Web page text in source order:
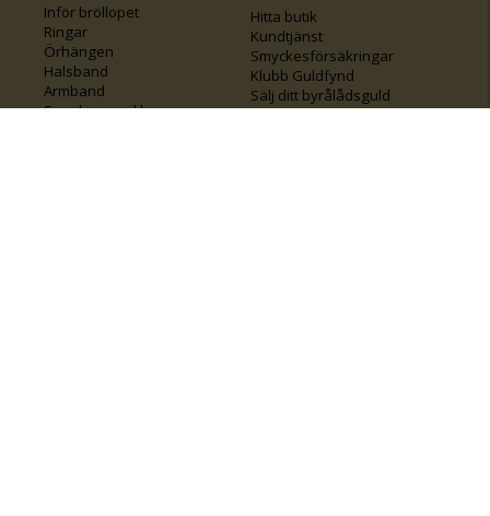
Inför bröllopet
Ringar
Örhängen
Halsband
Armband
Smycken med kors
Hitta butik
Kundtjänst
Smyckesförsäkringar
Klubb Guldfynd
Sälj ditt byrålådsguld
Kontakta oss